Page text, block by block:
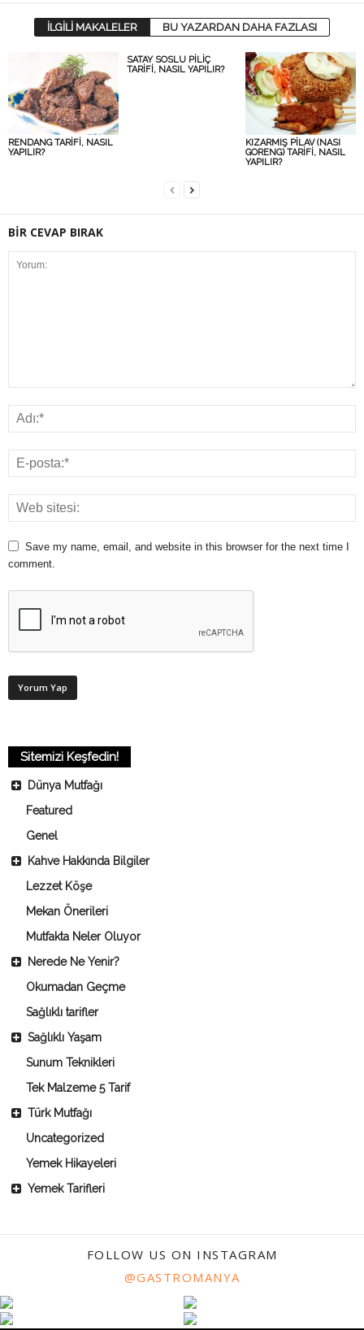
İLGİLİ MAKALELER BU YAZARDAN DAHA FAZLASI
RENDANG TARİFİ, NASIL
YAPILIR?
SATAY SOSLU PİLİÇ
TARİFİ, NASIL YAPILIR?
KIZARMIŞ PİLAV (NASI
GORENG) TARİFİ, NASIL
YAPILIR?
BİR CEVAP BIRAK
Save my name, email, and website in this browser for the next time I
comment.
Sitemizi Keşfedin!
Dünya Mutfağı
Featured
Genel
Kahve Hakkında Bilgiler
Lezzet Köşe
Mekan Önerileri
Mutfakta Neler Oluyor
Nerede Ne Yenir?
Okumadan Geçme
Sağlıklı tarifler
Sağlıklı Yaşam
Sunum Teknikleri
Tek Malzeme 5 Tarif
Türk Mutfağı
Uncategorized
Yemek Hikayeleri
Yemek Tarifleri
FOLLOW US ON INSTAGRAM
@GASTROMANYA